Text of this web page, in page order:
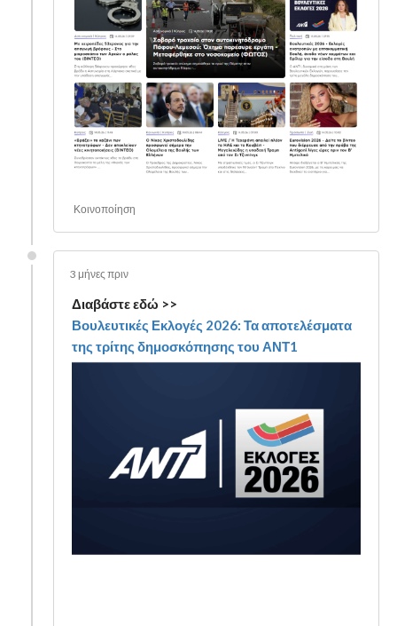
Κοινοποίηση
3 μήνες πριν
Διαβάστε εδώ >>
Βουλευτικές Εκλογές 2026: Τα αποτελέσματα
της τρίτης δημοσκόπησης του ΑΝΤ1